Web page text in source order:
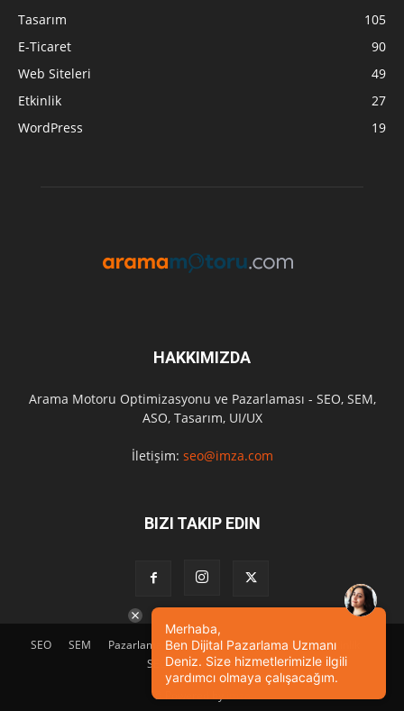
Tasarım
105
E-Ticaret
90
Web Siteleri
49
Etkinlik
27
WordPress
19
HAKKIMIZDA
Arama Motoru Optimizasyonu ve Pazarlaması - SEO, SEM,
ASO, Tasarım, UI/UX
İletişim: seo@imza.com
BIZI TAKIP EDIN
SEO SEM Pazarlama Tasarım Sosyal Medya
Etkinlik
SEO Eğitimi
İletişim
© Powered by
Merhaba,
Ben Dijital Pazarlama Uzmanı
Deniz. Size hizmetlerimizle ilgili
yardımcı olmaya çalışacağım.